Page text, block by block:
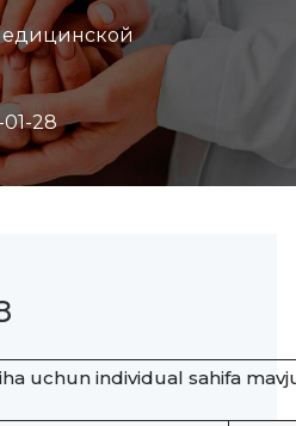
28
uchun individual sahifa